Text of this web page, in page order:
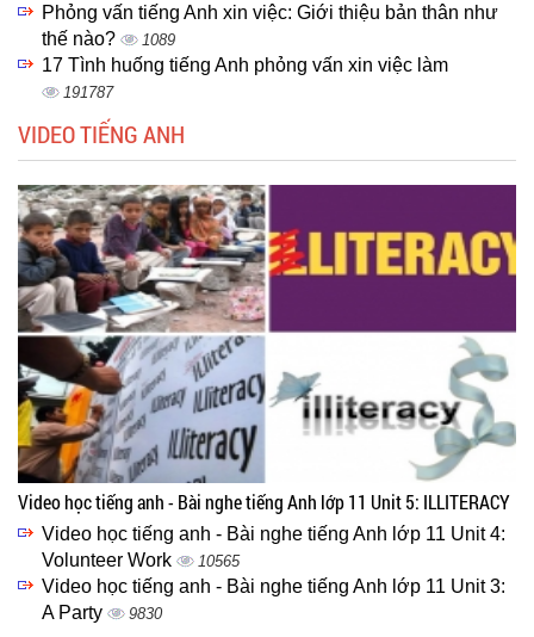
Phỏng vấn tiếng Anh xin việc: Giới thiệu bản thân như
thế nào?
1089
17 Tình huống tiếng Anh phỏng vấn xin việc làm
191787
VIDEO TIẾNG ANH
Video học tiếng anh - Bài nghe tiếng Anh lớp 11 Unit 5: ILLITERACY
Video học tiếng anh - Bài nghe tiếng Anh lớp 11 Unit 4:
Volunteer Work
10565
Video học tiếng anh - Bài nghe tiếng Anh lớp 11 Unit 3:
A Party
9830